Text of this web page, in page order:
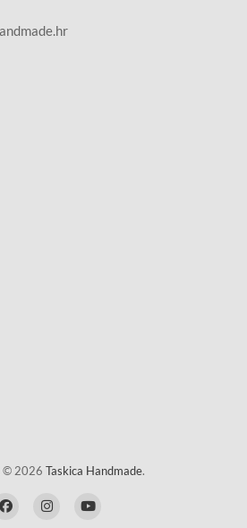
© 2026 Taskica Handmade.